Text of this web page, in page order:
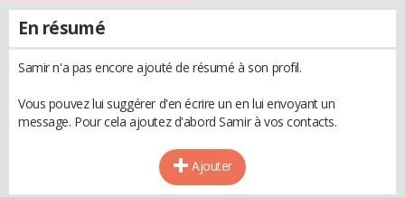
En résumé
Samir n'a pas encore ajouté de résumé à son profil.
Vous pouvez lui suggérer d'en écrire un en lui envoyant un
message. Pour cela ajoutez d'abord Samir à vos contacts.
Ajouter